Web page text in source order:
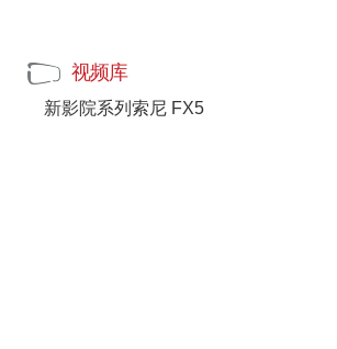
视频库
新影院系列索尼 FX5